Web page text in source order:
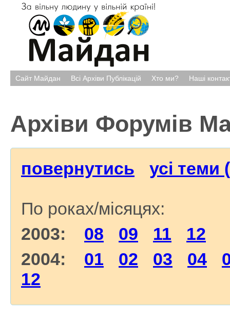
Сайт Майдан Всі Архіви Публікацій Хто ми? Наші
Архіви Форумів
повернутись усі теми
По роках/місяцях:
2003: 08 09 11
12
2004: 01 02 03 04
12